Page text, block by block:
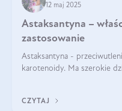
12 maj 2025
Astaksantyna –
zastosowanie
Astaksantyna -
karotenoidy. Ma szerokie
CZYTAJ